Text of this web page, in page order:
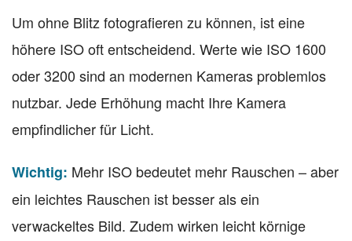
Um ohne Blitz fotografieren zu können, ist eine
höhere ISO oft entscheidend. Werte wie ISO 1600
oder 3200 sind an modernen Kameras problemlos
nutzbar. Jede Erhöhung macht Ihre Kamera
empfindlicher für Licht.
Wichtig: Mehr ISO bedeutet mehr Rauschen – aber
ein leichtes Rauschen ist besser als ein
verwackeltes Bild. Zudem wirken leicht körnige